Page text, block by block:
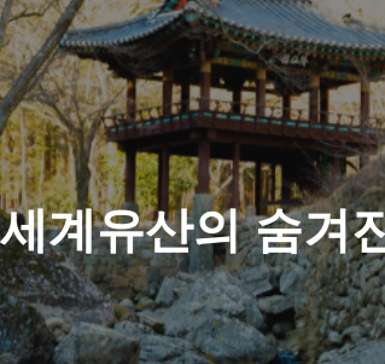
계유산의 숨겨